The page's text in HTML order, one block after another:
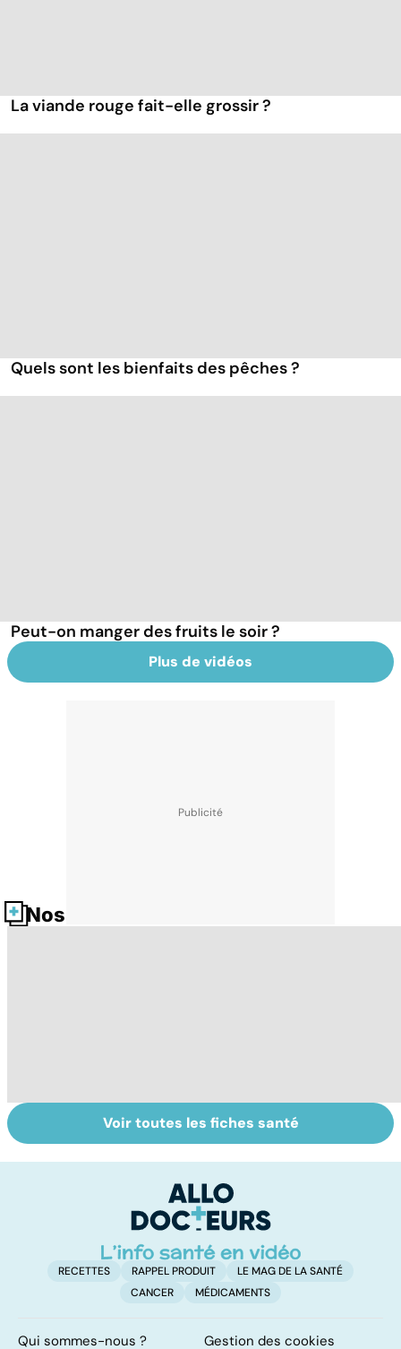
La viande rouge fait-elle grossir ?
Quels sont les bienfaits des pêches ?
Peut-on manger des fruits le soir ?
Plus de vidéos
Nos fiches santé
Le magnésium,
un oligo-élément
Intestin irritable :
le régime
solution ?
Voir toutes les fiches santé
RECETTES RAPPEL PRODUIT
LE MAG DE LA SANTÉ
CANCER
MÉDICAMENTS
Qui sommes-nous ? Gestion des cookies